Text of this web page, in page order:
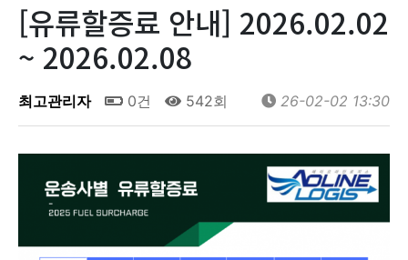
[유류할증료 안내] 2026.02.02
~ 2026.02.08
최고관리자 0건 542회 26-02-02 13:30